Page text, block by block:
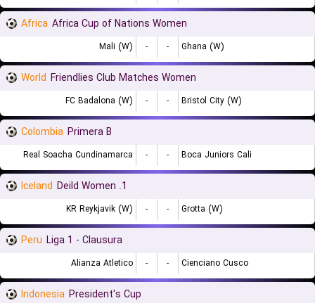
Africa Africa Cup of Nations Women
Mali (W) - - Ghana (W)
World Friendlies Club Matches Women
FC Badalona (W) - - Bristol City (W)
Colombia Primera B
Real Soacha Cundinamarca - - Boca Juniors Cali
Iceland 1. Deild Women
KR Reykjavik (W) - - Grotta (W)
Peru Liga 1 - Clausura
Alianza Atletico - - Cienciano Cusco
Indonesia President's Cup